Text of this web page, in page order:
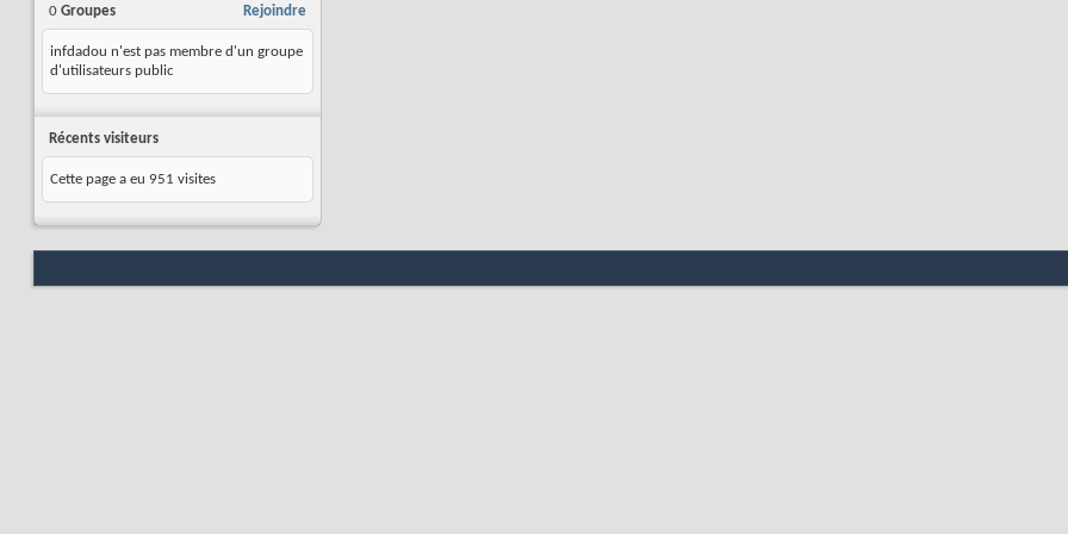
Rejoindre
0 Groupes
infdadou n'est pas membre d'un groupe
d'utilisateurs public
Récents visiteurs
Cette page a eu 951 visites